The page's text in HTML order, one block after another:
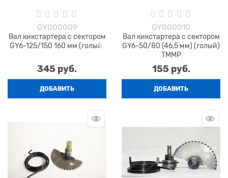
GY000009
Вал кикстартера с сектором
GY6-125/150 160 мм (голый)
345 руб.
ДОБАВИТЬ
GY000010
Вал кикстартера с сектором
GY6-50/80 (46,5 мм) (голый)
TMMP
155 руб.
ДОБАВИТЬ